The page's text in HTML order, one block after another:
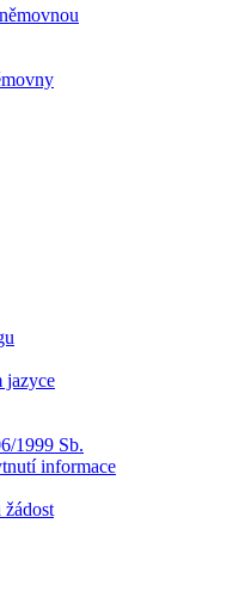
jazyce
1999 Sb.
informace
žádost